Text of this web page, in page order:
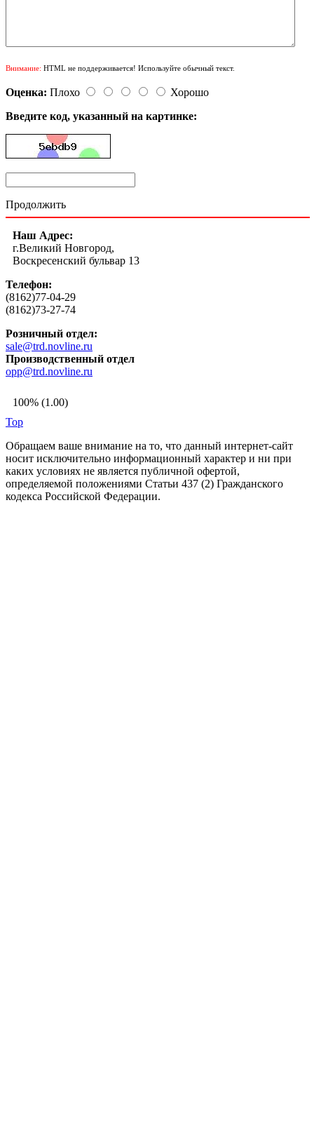
Внимание: HTML не поддерживается! Используйте обычный текст.
Оценка: Плохо
Хорошо
Введите код, указанный на картинке:
Продолжить
Наш Адрес:
г.Великий Новгород,
Воскресенский бульвар 13
Телефон:
(8162)77-04-29
(8162)73-27-74
Розничный отдел:
sale@trd.novline.ru
Производственный отдел
opp@trd.novline.ru
100% (1.00)
Top
Обращаем ваше внимание на то, что данный интернет-сайт
носит исключительно информационный характер и ни при
каких условиях не является публичной офертой,
определяемой положениями Статьи 437 (2) Гражданского
кодекса Российской Федерации.